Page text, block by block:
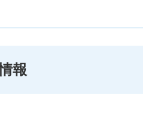
報